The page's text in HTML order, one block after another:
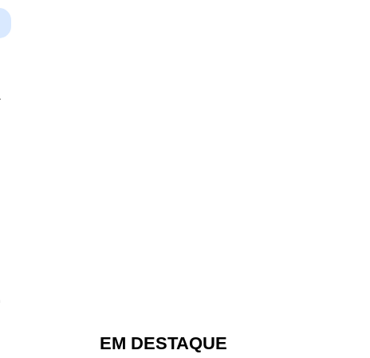
EM DESTAQUE